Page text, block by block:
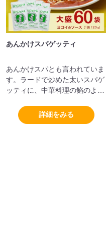
あんかけスパゲッティ
あんかけスパとも言われていま
す。ラードで炒めた太いスパゲ
ッティに、中華料理の餡のよう
をかけているのが特徴です。
詳細をみる